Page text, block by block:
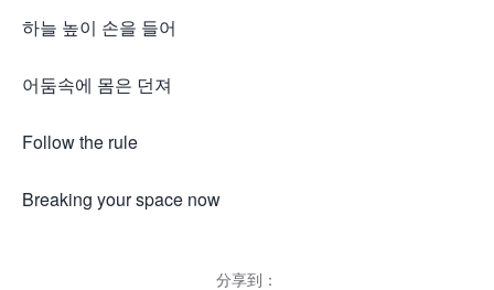
하늘 높이 손을 들어
어둠속에 몸은 던져
Follow the rule
Breaking your space now
分享到：